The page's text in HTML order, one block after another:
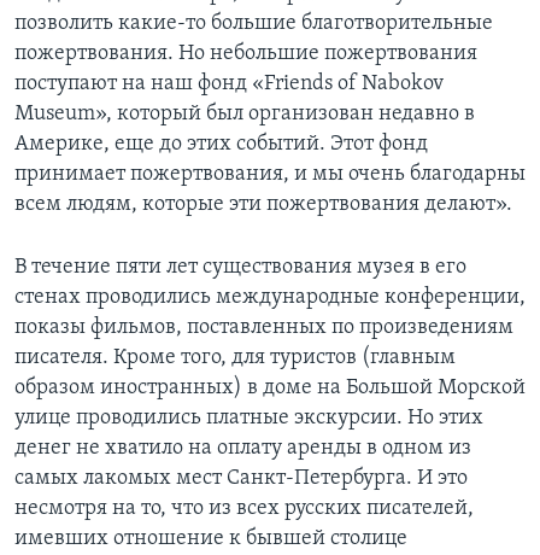
позволить какие-то большие благотворительные
пожертвования. Но небольшие пожертвования
поступают на наш фонд «Friends of Nabokov
Museum», который был организован недавно в
Америке, еще до этих событий. Этот фонд
принимает пожертвования, и мы очень благодарны
всем людям, которые эти пожертвования делают».
В течение пяти лет существования музея в его
стенах проводились международные конференции,
показы фильмов, поставленных по произведениям
писателя. Кроме того, для туристов (главным
образом иностранных) в доме на Большой Морской
улице проводились платные экскурсии. Но этих
денег не хватило на оплату аренды в одном из
самых лакомых мест Санкт-Петербурга. И это
несмотря на то, что из всех русских писателей,
имевших отношение к бывшей столице